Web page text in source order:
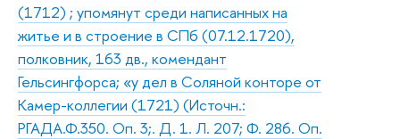
(1712) ; упомянут среди написанных на
житье и в строение в СПб (07.12.1720),
полковник, 163 дв., комендант
Гельсингфорса; «у дел в Соляной конторе от
Камер-коллегии (1721) (Источн.:
РГАДА.Ф.350. Оп. 3;. Д. 1. Л. 207; Ф. 286. Оп.